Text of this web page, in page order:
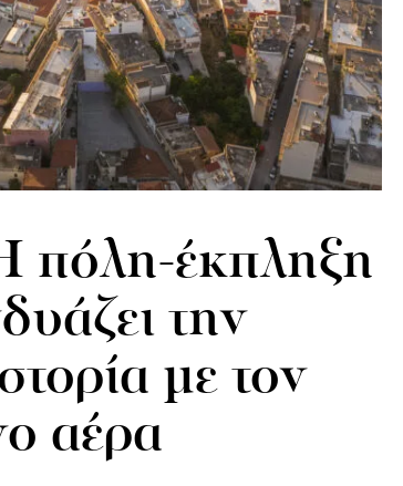
πόλη-έκπληξη
την
με τον
αέρα